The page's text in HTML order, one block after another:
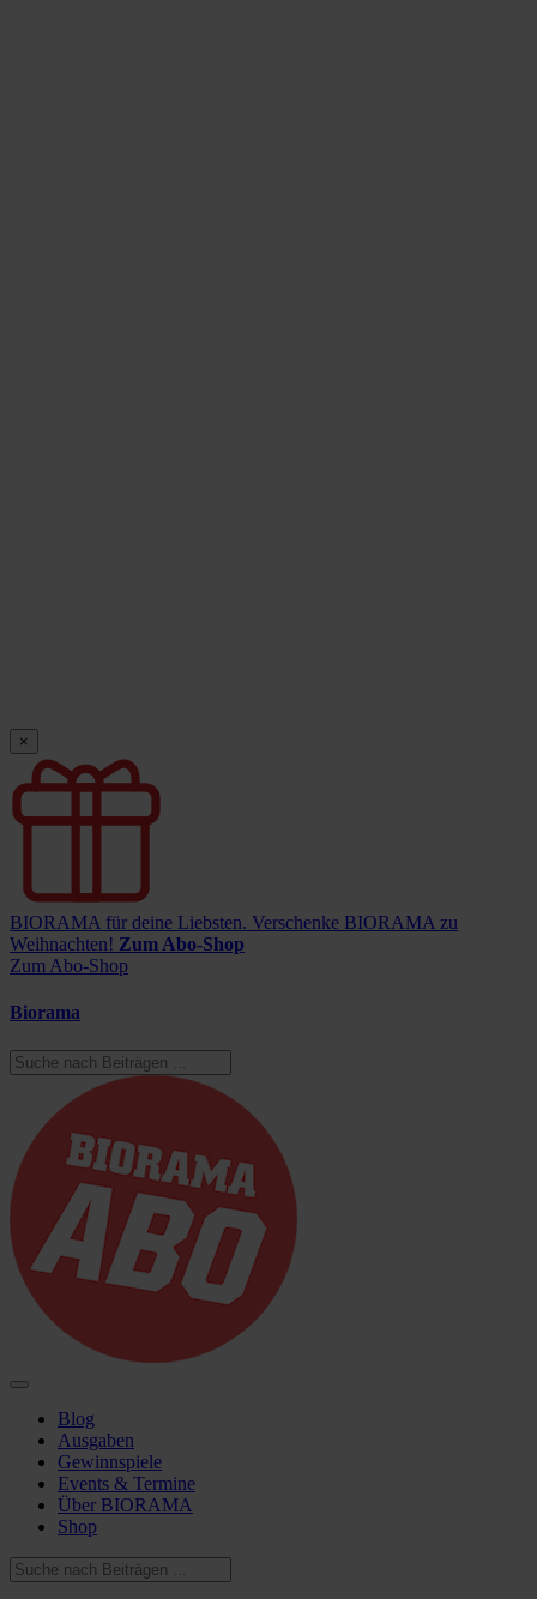
×
BIORAMA für deine Liebsten. Verschenke BIORAMA zu
Weihnachten! Zum Abo-Shop
Zum Abo-Shop
Biorama
Blog
Ausgaben
Gewinnspiele
Events & Termine
Über BIORAMA
Shop